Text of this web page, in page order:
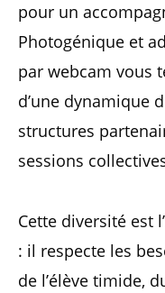
pour un
Photogénique et
par webcam vous
d’une dynamique
structures
sessions
Cette diversité est
: il respecte les
de l’élève timide,